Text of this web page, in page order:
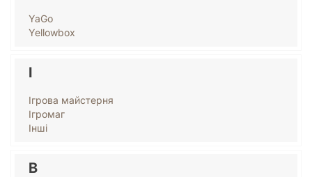
YaGo
Yellowbox
І
Ігрова майстерня
Ігромаг
Інші
В